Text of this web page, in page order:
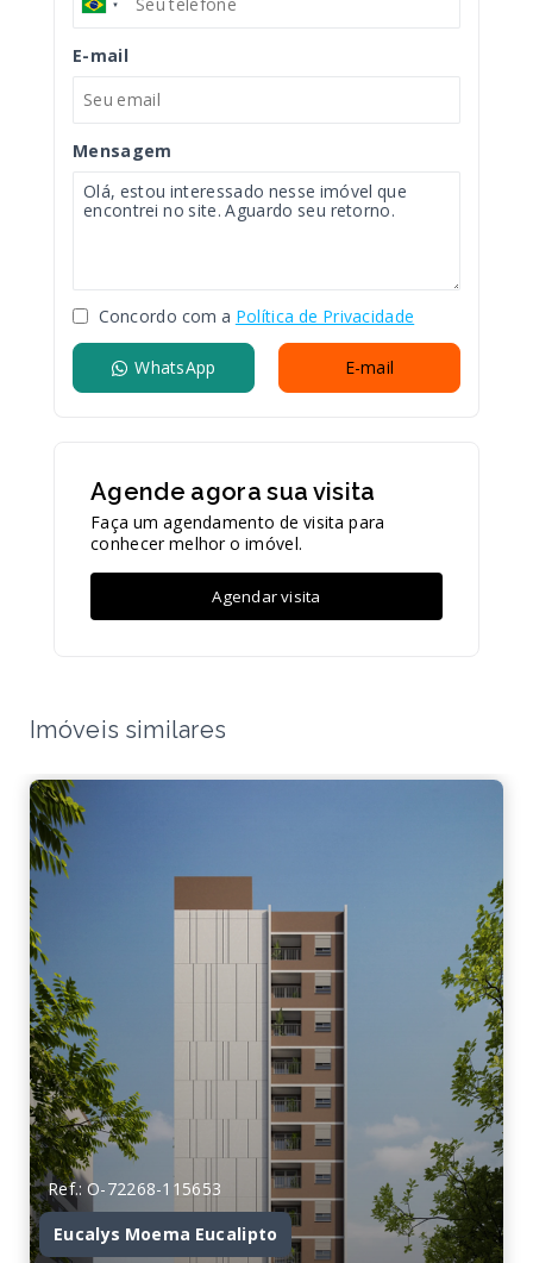
E-mail
Mensagem
Concordo com a Política de Privacidade
WhatsApp E-mail
Agende agora sua visita
Faça um agendamento de visita para
conhecer melhor o imóvel.
Agendar visita
Imóveis similares
Ref.: O-72268-115653
Eucalys Moema Eucalipto